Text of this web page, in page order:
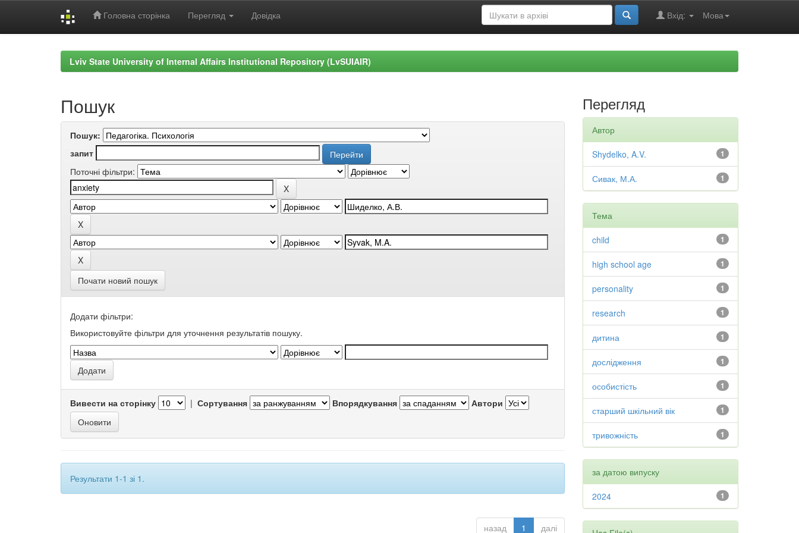
Головна сторінка Перегляд Довідка Мова
Вхід:
Lviv State University of Internal Affairs Institutional Repository (LvSUIAIR)
Пошук
Пошук:
запит
Поточні фільтри:
Почати новий пошук
Додати фільтри:
Використовуйте фільтри для уточнення результатів пошуку.
Вивести на сторінку | Сортування Впорядкування Автори
Результати 1-1 зі 1.
назад 1 далі
Перегляд
Автор
1
Shydelko, A.V.
1
Сивак, М.А.
Тема
1
child
1
high school age
1
personality
1
research
1
дитина
1
дослідження
1
особистість
1
старший шкільний вік
1
тривожність
за датою випуску
1
2024